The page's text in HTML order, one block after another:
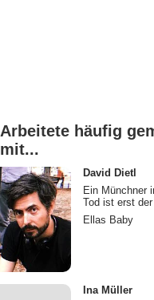
Arbeitete häufig
mit...
David Dietl
Ein Münchner
Tod ist erst
Ellas Baby
Ina Müller